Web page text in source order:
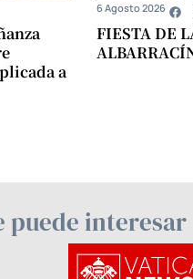
a
FIESTA DE
6 Agosto 2026
puede interesar